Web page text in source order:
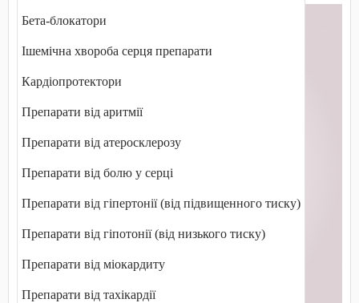
Бета-блокатори
Ішемічна хвороба серця препарати
Кардіопротектори
Препарати від аритмії
Препарати від атеросклерозу
Препарати від болю у серці
Препарати від гіпертонії (від підвищенного тиску)
Препарати від гіпотонії (від низького тиску)
Препарати від міокардиту
Препарати від тахікардії